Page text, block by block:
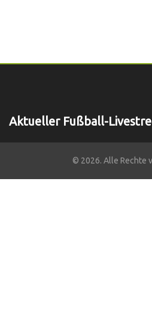
Aktueller Fußball-
© 2026. Alle Rechte